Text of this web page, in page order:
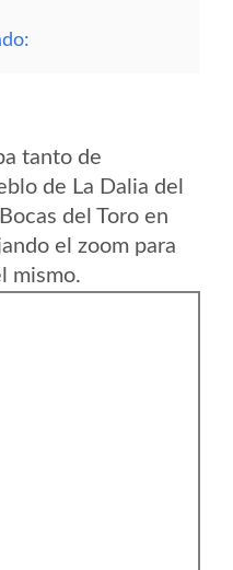
tanto de
de La Dalia del
del Toro en
el zoom para
mismo.